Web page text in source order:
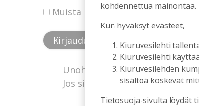
Muista minut
Unohtuiko salasana?
Jos sinulla ei ole vielä
kohdennettua mainontaa.
Kun hyväksyt evästeet,
Kiuruvesilehti
Kiuruvesilehti
Kiuruvesilehden
sisältöä koskevat
Tietosuoja-sivulta löydät